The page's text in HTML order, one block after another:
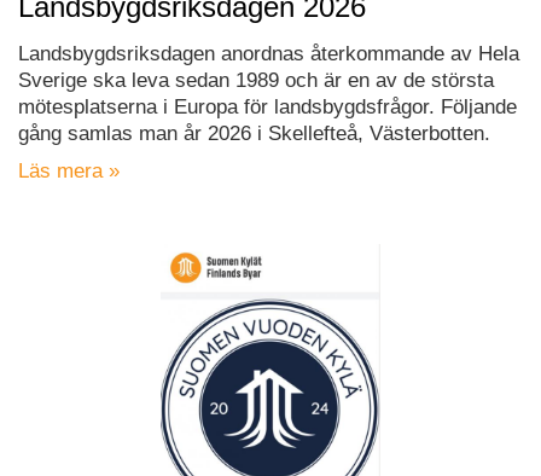
Landsbygdsriksdagen 2026
Landsbygdsriksdagen anordnas återkommande av Hela
Sverige ska leva sedan 1989 och är en av de största
mötesplatserna i Europa för landsbygdsfrågor. Följande
gång samlas man år 2026 i Skellefteå, Västerbotten.
Läs mera »